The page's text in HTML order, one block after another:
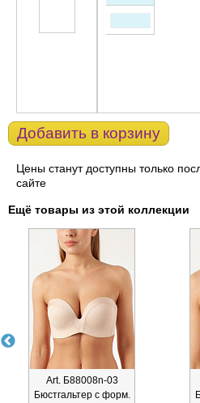
Добавить в корзину
Цены станут доступны только
сайте
Ещё товары из этой коллекции
Art. Б88008n-03
Бюстгальтер с форм.